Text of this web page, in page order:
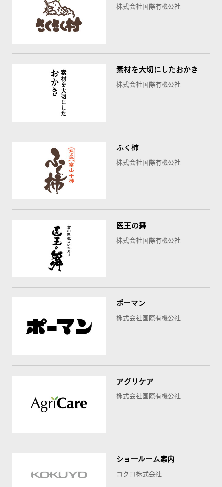
株式会社国際有機公社
素材を大切にしたおかき
株式会社国際有機公社
ふく柿
株式会社国際有機公社
医王の舞
株式会社国際有機公社
ポーマン
株式会社国際有機公社
アグリケア
株式会社国際有機公社
ショールーム案内
コクヨ株式会社